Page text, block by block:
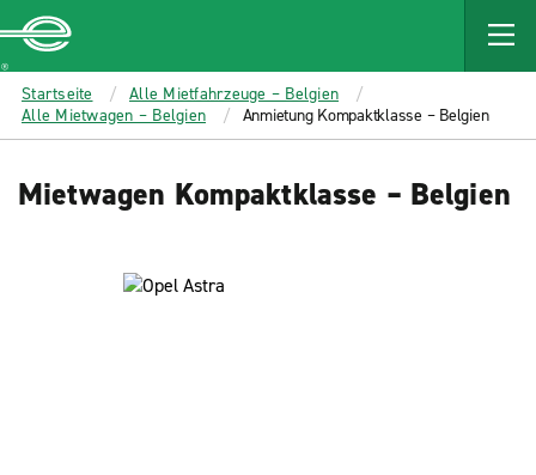
MAIN
CONTENT
Enterprise
Startseite
Alle Mietfahrzeuge – Belgien
Alle Mietwagen – Belgien
Anmietung Kompaktklasse – Belgien
Mietwagen Kompaktklasse – Belgien